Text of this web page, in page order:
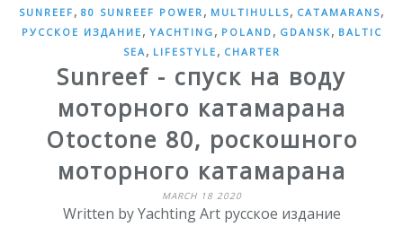
SUNREEF , 80 SUNREEF POWER , MULTIHULLS, CATAMARANS,
РУССКОЕ ИЗДАНИЕ , YACHTING , POLAND , GDANSK , BALTIC
SEA, LIFESTYLE , CHARTER
Sunreef - спуск на воду
моторного катамарана
Otoctone 80, роскошного
моторного катамарана
MARCH 18 2020
Written by Yachting Art русское издание